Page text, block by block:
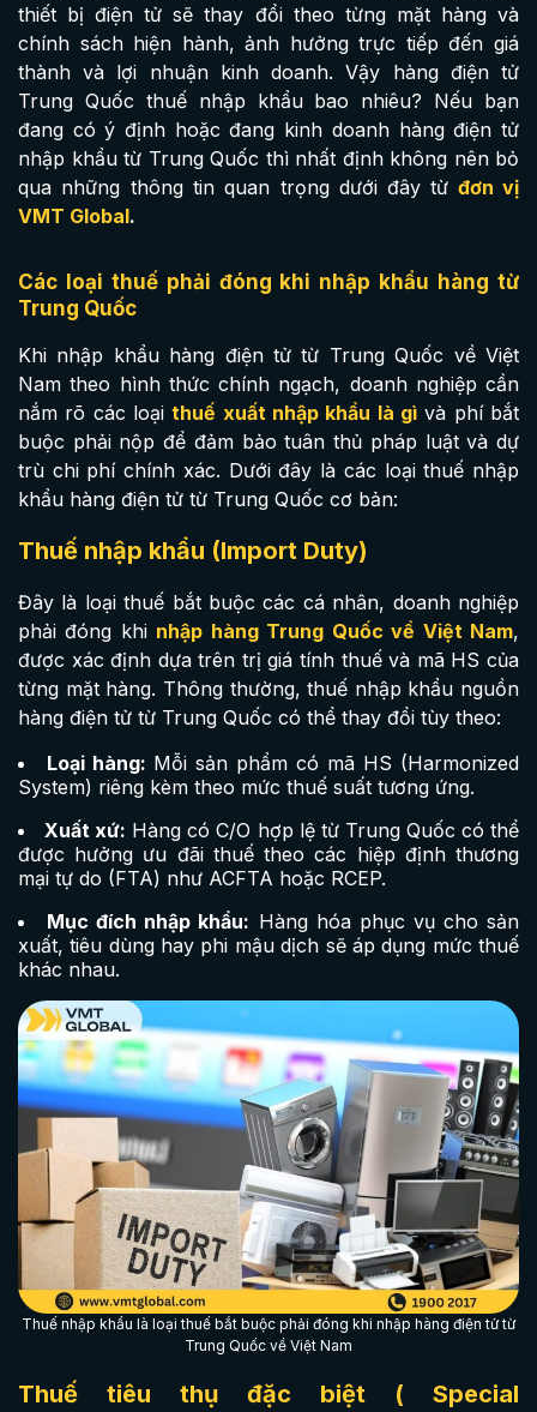
thiết bị điện tử sẽ thay đổi theo từng mặt hàng và
chính sách hiện hành, ảnh hưởng trực tiếp đến giá
thành và lợi nhuận kinh doanh. Vậy hàng điện tử
Trung Quốc thuế nhập khẩu bao nhiêu? Nếu bạn
đang có ý định hoặc đang kinh doanh hàng điện tử
nhập khẩu từ Trung Quốc thì nhất định không nên bỏ
qua những thông tin quan trọng dưới đây từ đơn vị
VMT Global.
Các loại thuế phải đóng khi nhập khẩu hàng từ
Trung Quốc
Khi nhập khẩu hàng điện tử từ Trung Quốc về Việt
Nam theo hình thức chính ngạch, doanh nghiệp cần
nắm rõ các loạithuế xuất nhập khẩu là gì và phí bắt
buộc phải nộp để đảm bảo tuân thủ pháp luật và dự
trù chi phí chính xác. Dưới đây là các loại thuế nhập
khẩu hàng điện tử từ Trung Quốc cơ bản:
Thuế nhập khẩu (Import Duty)
Đây là loại thuế bắt buộc các cá nhân, doanh nghiệp
phải đóng khi nhập hàng Trung Quốc về Việt Nam,
được xác định dựa trên trị giá tính thuế và mã HS của
từng mặt hàng. Thông thường, thuế nhập khẩu nguồn
hàng điện tử từ Trung Quốc có thể thay đổi tùy theo:
Loại hàng: Mỗi sản phẩm có mã HS (Harmonized
System) riêng kèm theo mức thuế suất tương ứng.
Xuất xứ: Hàng có C/O hợp lệ từ Trung Quốc có thể
được hưởng ưu đãi thuế theo các hiệp định thương
mại tự do (FTA) như ACFTA hoặc RCEP.
Mục đích nhập khẩu: Hàng hóa phục vụ cho sản
xuất, tiêu dùng hay phi mậu dịch sẽ áp dụng mức thuế
khác nhau.
Thuế nhập khẩu là loại thuế bắt buộc phải đóng khi nhập hàng điện tử từ
Trung Quốc về Việt Nam
Thuế tiêu thụ đặc biệt ( Special